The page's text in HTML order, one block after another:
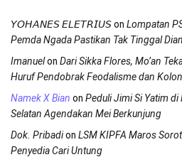
𝘠𝘖𝘏𝘈𝘕𝘌𝘚 𝘌𝘓𝘌𝘛𝘙𝘐𝘜𝘚on Lompatan
Pemda Ngada Pastikan Tak Tinggal
Imanuelon Dari Sikka Flores, Mo’an
Huruf Pendobrak Feodalisme dan
Namek X Bian on Peduli Jimi Si Yatim di
Selatan Agendakan Mei Berkunjung
Dok. Pribadion LSM KIPFA Maros
Penyedia Cari Untung